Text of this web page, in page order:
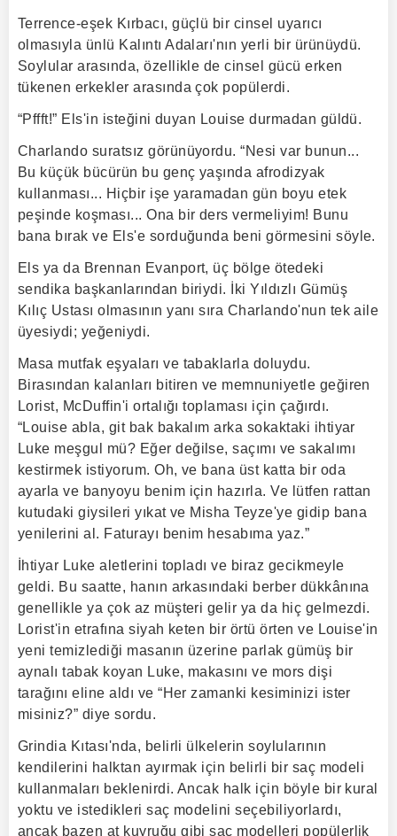
Terrence-eşek Kırbacı, güçlü bir cinsel uyarıcı
olmasıyla ünlü Kalıntı Adaları'nın yerli bir ürünüydü.
Soylular arasında, özellikle de cinsel gücü erken
tükenen erkekler arasında çok popülerdi.
“Pffft!” Els'in isteğini duyan Louise durmadan güldü.
Charlando suratsız görünüyordu. “Nesi var bunun...
Bu küçük bücürün bu genç yaşında afrodizyak
kullanması... Hiçbir işe yaramadan gün boyu etek
peşinde koşması... Ona bir ders vermeliyim! Bunu
bana bırak ve Els'e sorduğunda beni görmesini söyle.
Els ya da Brennan Evanport, üç bölge ötedeki
sendika başkanlarından biriydi. İki Yıldızlı Gümüş
Kılıç Ustası olmasının yanı sıra Charlando'nun tek aile
üyesiydi; yeğeniydi.
Masa mutfak eşyaları ve tabaklarla doluydu.
Birasından kalanları bitiren ve memnuniyetle geğiren
Lorist, McDuffin'i ortalığı toplaması için çağırdı.
“Louise abla, git bak bakalım arka sokaktaki ihtiyar
Luke meşgul mü? Eğer değilse, saçımı ve sakalımı
kestirmek istiyorum. Oh, ve bana üst katta bir oda
ayarla ve banyoyu benim için hazırla. Ve lütfen rattan
kutudaki giysileri yıkat ve Misha Teyze'ye gidip bana
yenilerini al. Faturayı benim hesabıma yaz.”
İhtiyar Luke aletlerini topladı ve biraz gecikmeyle
geldi. Bu saatte, hanın arkasındaki berber dükkânına
genellikle ya çok az müşteri gelir ya da hiç gelmezdi.
Lorist'in etrafına siyah keten bir örtü örten ve Louise'in
yeni temizlediği masanın üzerine parlak gümüş bir
aynalı tabak koyan Luke, makasını ve mors dişi
tarağını eline aldı ve “Her zamanki kesiminizi ister
misiniz?” diye sordu.
Grindia Kıtası'nda, belirli ülkelerin soylularının
kendilerini halktan ayırmak için belirli bir saç modeli
kullanmaları beklenirdi. Ancak halk için böyle bir kural
yoktu ve istedikleri saç modelini seçebiliyorlardı,
ancak bazen at kuyruğu gibi saç modelleri popülerlik